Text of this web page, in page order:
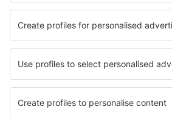
Cazare în Ebeltoft Cazare în Blavand
Cazare în Tranekaer Cazare în Borkop
Cele mai bune locuri de cazare - orașe